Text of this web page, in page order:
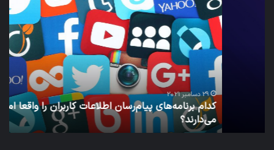
کدام برنامه‌های پیام‌رسان اطلاعات کاربران را واقعا امن نگه